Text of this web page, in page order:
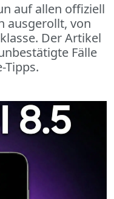
auf allen offiziell
ausgerollt, von
Der Artikel
Fälle
Tipps.